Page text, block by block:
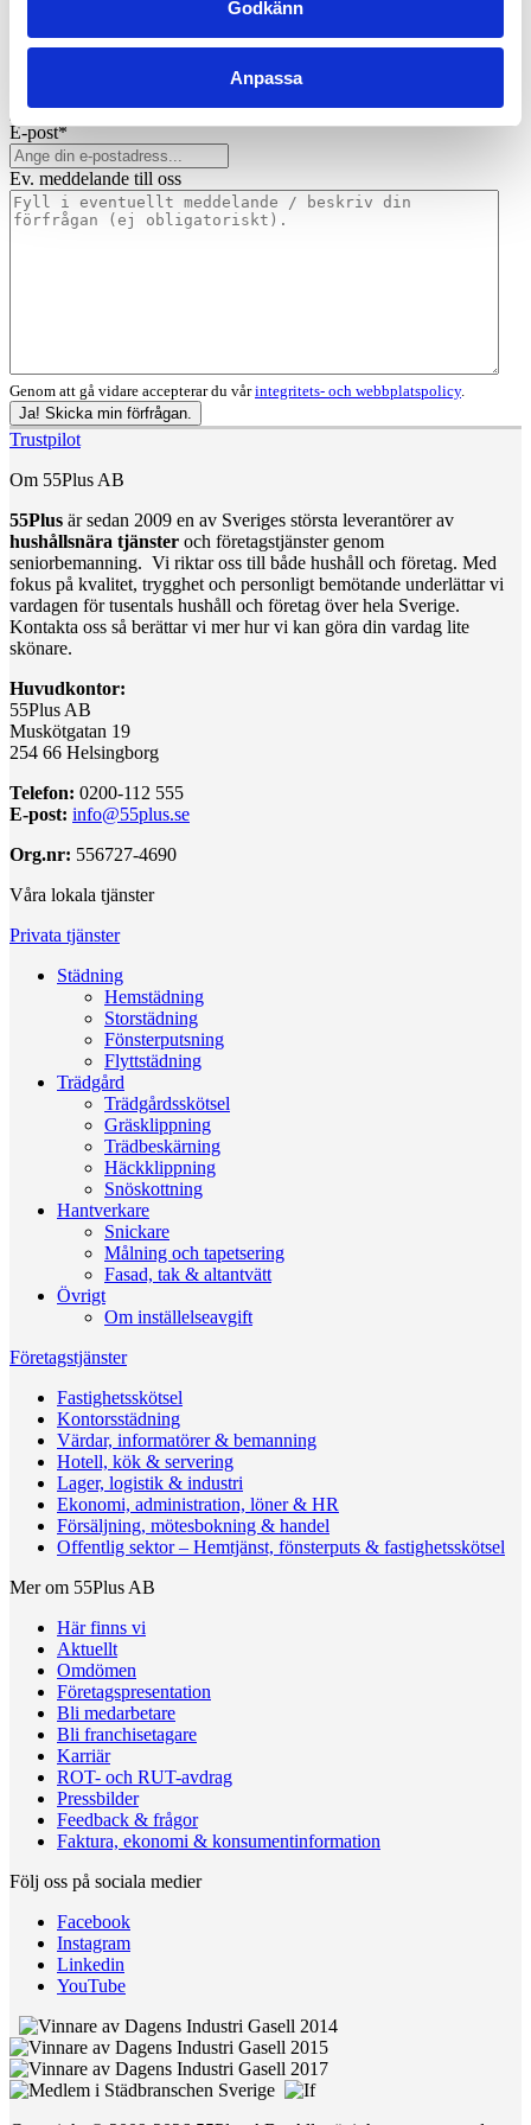
Godkänn
Anpassa
Namn*
E-post*
Ev. meddelande till oss
Genom att gå vidare accepterar du vårintegritets- och webbplatspolicy.
Ja! Skicka min förfrågan.
Trustpilot
Om 55Plus AB
55Plus är sedan 2009 en av Sveriges största leverantörer av
hushållsnära tjänster och företagstjänster genom
seniorbemanning. Vi riktar oss till både hushåll och företag. Med
fokus på kvalitet, trygghet och personligt bemötande underlättar vi
vardagen för tusentals hushåll och företag över hela Sverige.
Kontakta oss så berättar vi mer hur vi kan göra din vardag lite
skönare.
Huvudkontor:
55Plus AB
Muskötgatan 19
254 66 Helsingborg
Telefon: 0200-112 555
E-post: info@55plus.se
Org.nr: 556727-4690
Våra lokala tjänster
Privata tjänster
Städning
Hemstädning
Storstädning
Fönsterputsning
Flyttstädning
Trädgård
Trädgårdsskötsel
Gräsklippning
Trädbeskärning
Häckklippning
Snöskottning
Hantverkare
Snickare
Målning och tapetsering
Fasad, tak & altantvätt
Övrigt
Om inställelseavgift
Företagstjänster
Fastighetsskötsel
Kontorsstädning
Värdar, informatörer & bemanning
Hotell, kök & servering
Lager, logistik & industri
Ekonomi, administration, löner & HR
Försäljning, mötesbokning & handel
Offentlig sektor – Hemtjänst, fönsterputs & fastighetsskötsel
Mer om 55Plus AB
Här finns vi
Aktuellt
Omdömen
Företagspresentation
Bli medarbetare
Bli franchisetagare
Karriär
ROT- och RUT-avdrag
Pressbilder
Feedback & frågor
Faktura, ekonomi & konsumentinformation
Följ oss på sociala medier
Facebook
Instagram
Linkedin
YouTube